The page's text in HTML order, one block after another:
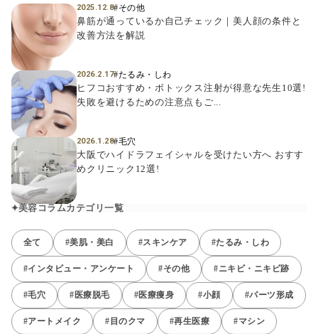
2025.12.8#その他
鼻筋が通っているか自己チェック｜美人顔の条件と
改善方法を解説
2026.2.17#たるみ・しわ
ヒフコおすすめ・ボトックス注射が得意な先生10選!
失敗を避けるための注意点もご...
2026.1.28#毛穴
大阪でハイドラフェイシャルを受けたい方へ おすす
めクリニック12選!
美容コラムカテゴリ一覧
全て #美肌・美白 #スキンケア #たるみ・しわ
#インタビュー・アンケート #その他 #ニキビ・ニキビ跡
#毛穴 #医療脱毛 #医療痩身 #小顔 #パーツ形成
#アートメイク #目のクマ #再生医療 #マシン